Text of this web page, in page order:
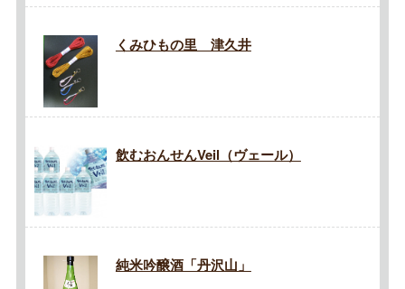
くみひもの里 津久井
飲むおんせんVeil（ヴェール）
純米吟醸酒「丹沢山」